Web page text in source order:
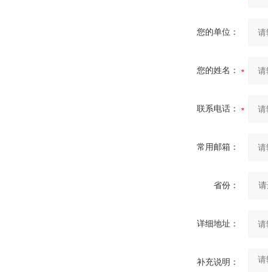
您的单位：
您的姓名：
联系电话：
常用邮箱：
省份：
详细地址：
补充说明：